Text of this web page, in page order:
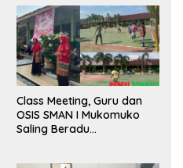
Class Meeting, Guru dan
OSIS SMAN I Mukomuko
Saling Beradu